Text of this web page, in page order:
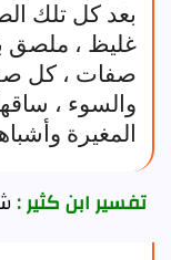
بعد كل تلك
غليظ ، ملصق
صفات ، كل
والسوء ،
المغيرة
تفسير ابن كثير :